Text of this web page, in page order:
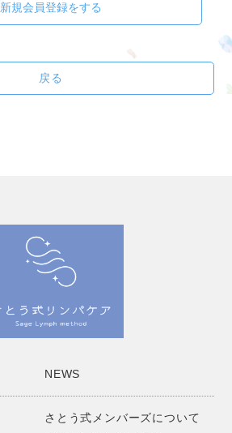
新規会員登録をする
戻る
NEWS
さとう式メンバーズについて